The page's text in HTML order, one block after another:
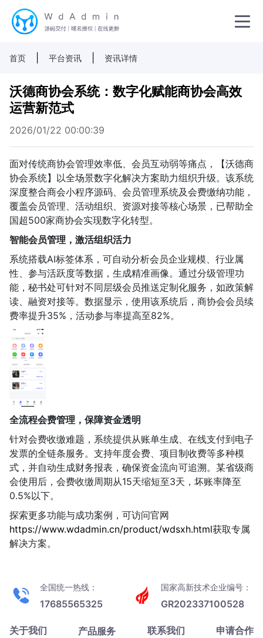
首页 平台资讯 资讯详情
沃德商协会系统：数字化赋能商协会高效
运营新范式
2026/01/22 00:00:39
面对传统商协会管理效率低、会员互动弱等痛点，【沃德商
协会系统】以全场景数字化解决方案助力组织升级。该系统
深度整合商会小程序源码、会员管理系统及会费缴纳功能，
覆盖会员管理、活动组织、资源对接等核心场景，已帮助全
国超500家商协会实现数字化转型。
智能会员管理，激活组织活力
系统搭载AI标签体系，可自动分析会员企业规模、行业属
性、参与活跃度等数据，生成精准画像。通过分级管理功
能，秘书处可针对不同层级会员推送定制化服务，如政策解
读、融资对接等。数据显示，使用该系统后，商协会会员续
费率提升35%，活动参与率提高至82%。
全流程会费管理，保障资金透明
针对会费收缴难题，系统提供从账单生成、在线支付到电子
发票的全链条服务。支持年度会费、项目制收费等多种模
式，并自动生成财务报表，确保资金流向可追溯。某省级商
会使用后，会费收缴周期从15天缩短至3天，坏账率降至
0.5%以下。
探索更多功能与成功案例，可访问官网
https://www.wdadmin.cn/product/wdsxh.html获取专属
解决方案。
全国统一热线：
17685565325
国家高新技术企业编号：
GR202337100528
关于我们 产品服务 联系我们 申请合作